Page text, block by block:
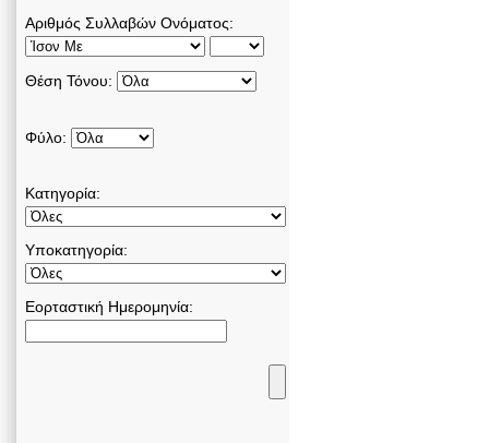
Αριθμός Συλλαβών Ονόματος:
Θέση Τόνου:
Φύλο:
Κατηγορία:
Υποκατηγορία:
Εορταστική Ημερομηνία: